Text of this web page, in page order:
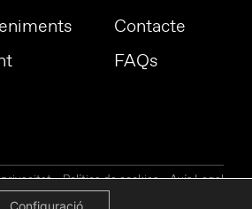
Contacte
FAQs
Política de cookies
Avís Legal
Configuració